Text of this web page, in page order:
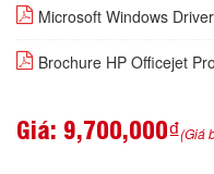
Microsoft Windows
Brochure HP Officejet
Giá: 9,700,000₫(Giá